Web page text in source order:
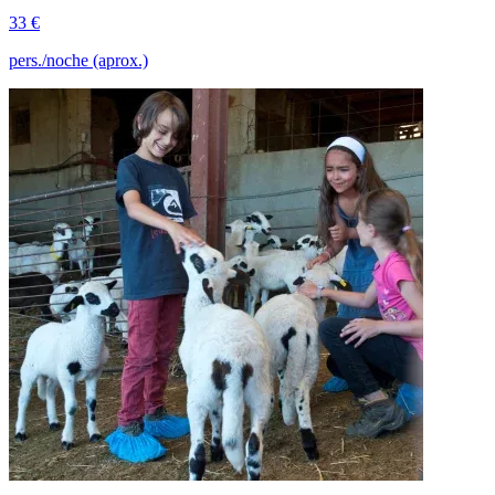
33 €
pers./noche (aprox.)